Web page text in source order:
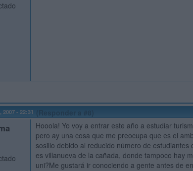
- 22:31
Hooola! Yo voy a entrar este año a estudiar
pero ay una cosa que me preocupa que es el
sosillo debido al reducido número de
es villanueva de la cañada, donde tampoco hay
uni?Me gustará ir conociendo a gente antes de